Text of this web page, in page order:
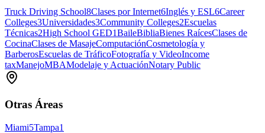
Truck Driving School8Clases por Internet6Inglés y ESL6Career
Colleges3Universidades3Community Colleges2Escuelas
Técnicas2High School GED1BaileBibliaBienes RaícesClases de
CocinaClases de MasajeComputaciónCosmetología y
BarberosEscuelas de TráficoFotografía y VideoIncome
taxManejoMBAModelaje y ActuaciónNotary Public
Otras Áreas
Miami5Tampa1